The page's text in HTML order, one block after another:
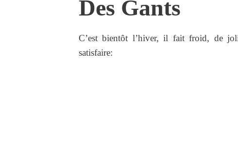
Des Gants
C’est bientôt l’hiver, il fait froid, de
satisfaire: